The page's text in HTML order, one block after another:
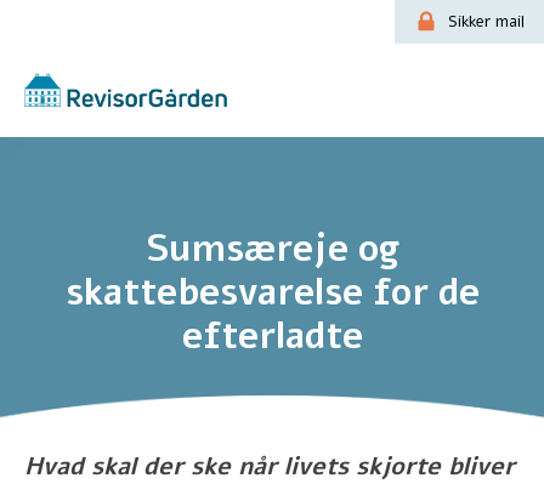
Sikker mail
Sumsæreje og
skattebesvarelse for de
efterladte
Hvad skal der ske når livets skjorte bliver